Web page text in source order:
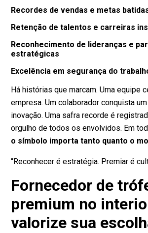
Recordes de vendas e metas
Retenção de talentos e carreiras
Reconhecimento de lideranças e
estratégicas
Excelência em segurança do
Há histórias que marcam. Uma equipe
empresa. Um colaborador conquista
inovação. Uma safra recorde é
orgulho de todos os envolvidos. Em
o símbolo importa tanto quanto o
“Reconhecer é estratégia. Premiar é
Fornecedor de
premium no
valorize sua